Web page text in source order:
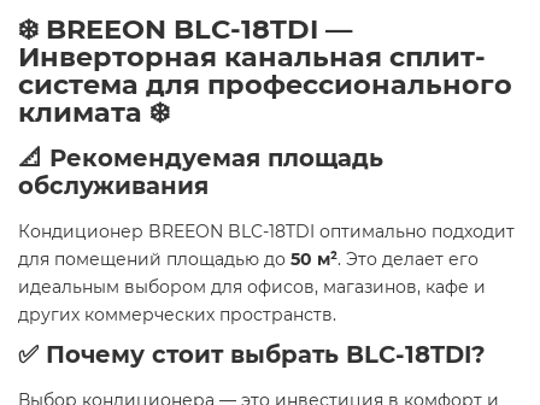
❄️ BREEON BLC-18TDI —
Инверторная канальная сплит-
система для профессионального
климата ❄️
📐 Рекомендуемая площадь
обслуживания
Кондиционер BREEON BLC-18TDI оптимально подходит
для помещений площадью до 50 м². Это делает его
идеальным выбором для офисов, магазинов, кафе и
других коммерческих пространств.
✅ Почему стоит выбрать BLC-18TDI?
Выбор кондиционера — это инвестиция в комфорт и